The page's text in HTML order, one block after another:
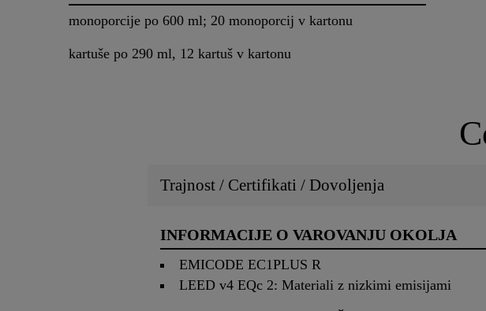
monoporcije po 600 ml; 20 monoporcij v kartonu
kartuše po 290 ml, 12 kartuš v kartonu
Trajnost / Certifikati / Dovoljenja
INFORMACIJE O VAROVANJU OKOLJA
EMICODE EC1PLUS R
LEED v4 EQc 2: Materiali z nizkimi emisijami